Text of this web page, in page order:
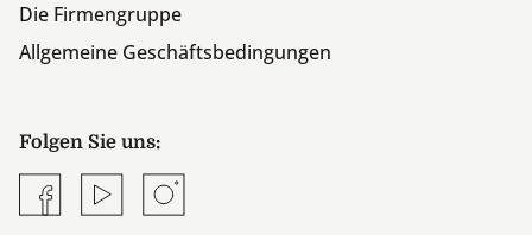
Die Firmengruppe
Allgemeine Geschäftsbedingungen
Folgen Sie uns:
FacebookYouTubeInstagram